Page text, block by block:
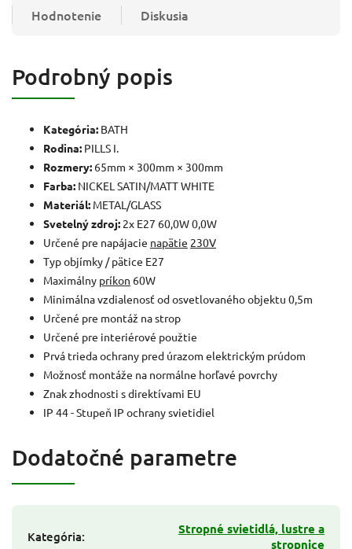
Hodnotenie Diskusia
Podrobný popis
Kategória: BATH
Rodina: PILLS I.
Rozmery: 65mm × 300mm × 300mm
Farba: NICKEL SATIN/MATT WHITE
Materiál: METAL/GLASS
Svetelný zdroj: 2x E27 60,0W 0,0W
Určené pre napájacie napätie 230V
Typ objímky / pätice E27
Maximálny príkon 60W
Minimálna vzdialenosť od osvetlovaného objektu 0,5m
Určené pre montáž na strop
Určené pre interiérové použtie
Prvá trieda ochrany pred úrazom elektrickým prúdom
Možnosť montáže na normálne horľavé povrchy
Znak zhodnosti s direktívami EU
IP 44 - Stupeň IP ochrany svietidiel
Dodatočné parametre
Kategória:
Stropné svietidlá, lustre a
stropnice